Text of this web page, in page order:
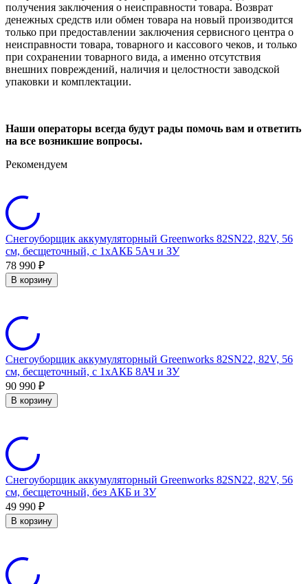
получения заключения о неисправности товара. Возврат
денежных средств или обмен товара на новый производится
только при предоставлении заключения сервисного центра о
неисправности товара, товарного и кассового чеков, и только
при сохранении товарного вида, а именно отсутствия
внешних повреждений, наличия и целостности заводской
упаковки и комплектации.
Наши операторы всегда будут рады помочь вам и ответить
на все возникшие вопросы.
Рекомендуем
Снегоуборщик аккумуляторный Greenworks 82SN22, 82V, 56
см, бесщеточный, c 1хАКБ 5Ач и ЗУ
78 990 ₽
В корзину
Снегоуборщик аккумуляторный Greenworks 82SN22, 82V, 56
см, бесщеточный, c 1хАКБ 8АЧ и ЗУ
90 990 ₽
В корзину
Снегоуборщик аккумуляторный Greenworks 82SN22, 82V, 56
см, бесщеточный, без АКБ и ЗУ
49 990 ₽
В корзину